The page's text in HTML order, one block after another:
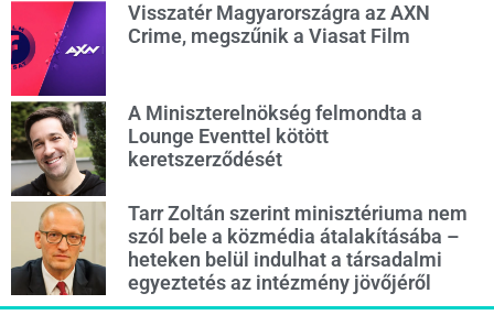
Visszatér Magyarországra az AXN
Crime, megszűnik a Viasat Film
A Miniszterelnökség felmondta a
Lounge Eventtel kötött
keretszerződését
Tarr Zoltán szerint minisztériuma nem
szól bele a közmédia átalakításába –
heteken belül indulhat a társadalmi
egyeztetés az intézmény jövőjéről